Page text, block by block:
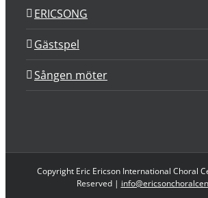
ERICSONG
Gästspel
Sången möter
Copyright Eric Ericson International Choral
Reserved |